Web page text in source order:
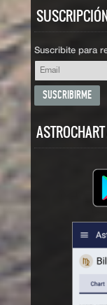
Suscribite para